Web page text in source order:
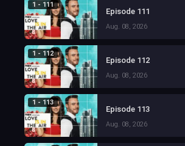
1 - 111
Episode 111
Aug. 08, 2026
1 - 112
Episode 112
Aug. 08, 2026
1 - 113
Episode 113
Aug. 08, 2026